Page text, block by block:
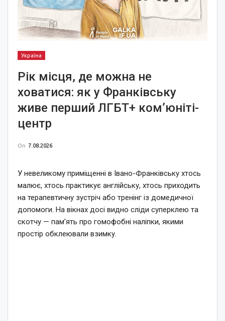
Україна
Рік місця, де можна не
ховатися: як у Франківську
живе перший ЛГБТ+ ком’юніті-
центр
On 7.08.2026
У невеликому приміщенні в Івано-Франківську хтось
малює, хтось практикує англійську, хтось приходить
на терапевтичну зустріч або тренінг із домедичної
допомоги. На вікнах досі видно сліди суперклею та
скотчу — пам’ять про гомофобні наліпки, якими
простір обклеювали взимку.